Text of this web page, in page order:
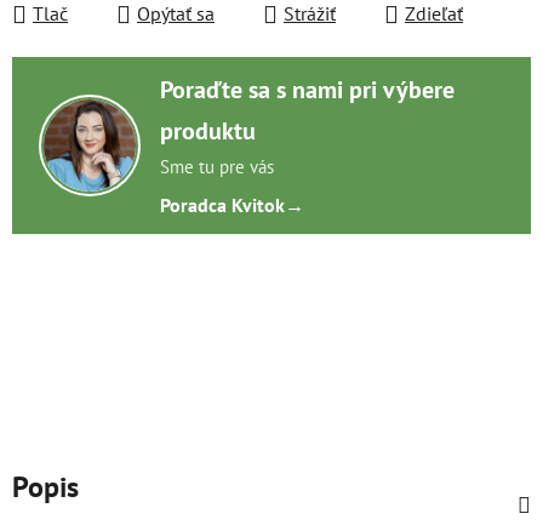
Tlač Opýtať sa Strážiť Zdieľať
Poraďte sa s nami pri výbere
produktu
Sme tu pre vás
Poradca Kvitok→
Popis